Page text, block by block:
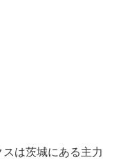
は茨城にある主力